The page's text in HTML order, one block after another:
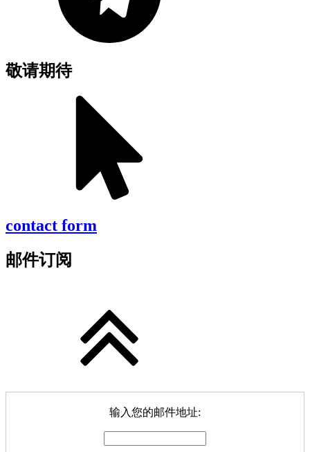
敬请期待
contact form
邮件订阅
输入您的邮件地址: